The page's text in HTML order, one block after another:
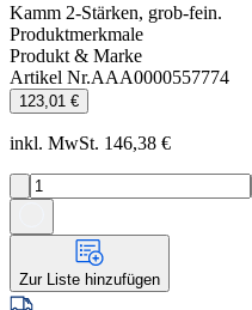
Kamm 2-Stärken, grob-fein.
Produktmerkmale
Produkt & Marke
Artikel Nr.AAA0000557774
123,01 €
inkl. MwSt. 146,38 €
Zur Liste hinzufügen